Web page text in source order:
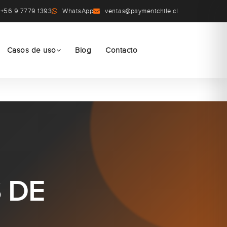
9 7779 1393 WhatsApp ventas@paymentchile.cl
Casos de uso Blog Contacto
DE